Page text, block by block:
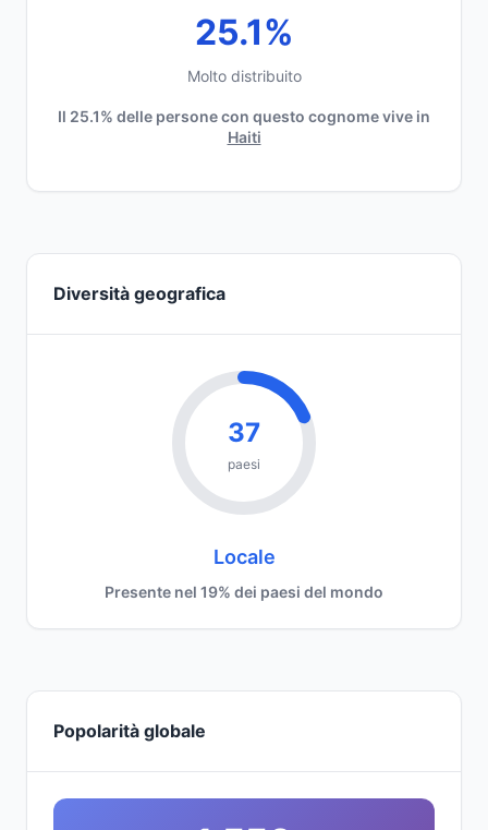
25.1%
Molto distribuito
Il 25.1% delle persone con questo cognome vive in
Haiti
Diversità geografica
37
paesi
Locale
Presente nel 19% dei paesi del mondo
Popolarità globale